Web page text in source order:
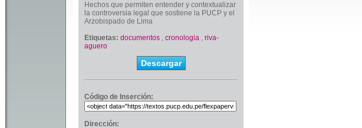
Hechos que permiten entender y contextualizar
la controversia legal que sostiene la PUCP y el
Arzobispado de Lima
Etiquetas: documentos , cronologia , riva-
aguero
Descargar
Código de Inserción:
Dirección: